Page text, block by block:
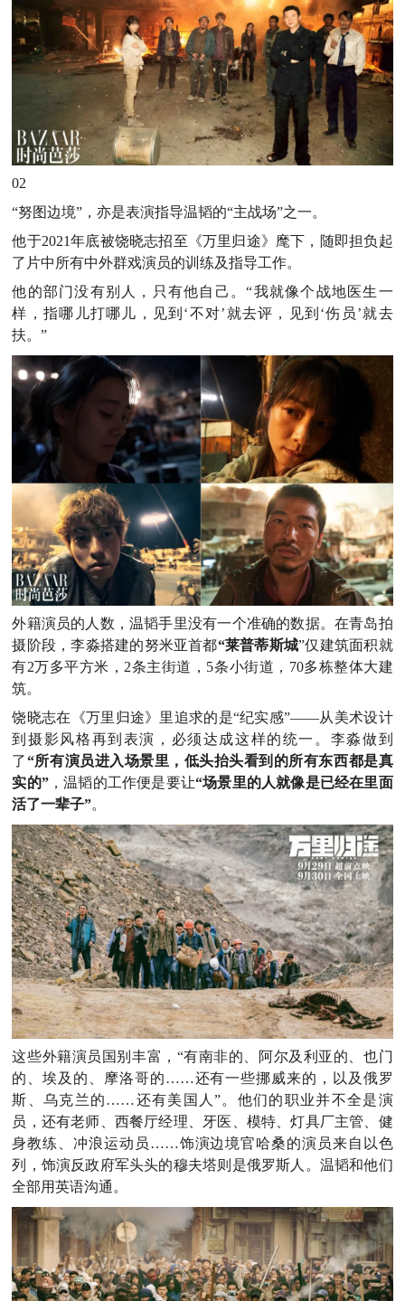
02
“努图边境”，亦是表演指导温韬的“主战场”之一。
他于2021年底被饶晓志招至《万里归途》麾下，随即担负起
了片中所有中外群戏演员的训练及指导工作。
他的部门没有别人，只有他自己。“我就像个战地医生一
样，指哪儿打哪儿，见到‘不对’就去评，见到‘伤员’就去
扶。”
外籍演员的人数，温韬手里没有一个准确的数据。在青岛拍
摄阶段，李淼搭建的努米亚首都“莱普蒂斯城”仅建筑面积就
有2万多平方米，2条主街道，5条小街道，70多栋整体大建
筑。
饶晓志在《万里归途》里追求的是“纪实感”——从美术设计
到摄影风格再到表演，必须达成这样的统一。李淼做到
了“所有演员进入场景里，低头抬头看到的所有东西都是真
实的”，温韬的工作便是要让“场景里的人就像是已经在里面
活了一辈子”。
这些外籍演员国别丰富，“有南非的、阿尔及利亚的、也门
的、埃及的、摩洛哥的……还有一些挪威来的，以及俄罗
斯、乌克兰的……还有美国人”。他们的职业并不全是演
员，还有老师、西餐厅经理、牙医、模特、灯具厂主管、健
身教练、冲浪运动员……饰演边境官哈桑的演员来自以色
列，饰演反政府军头头的穆夫塔则是俄罗斯人。温韬和他们
全部用英语沟通。